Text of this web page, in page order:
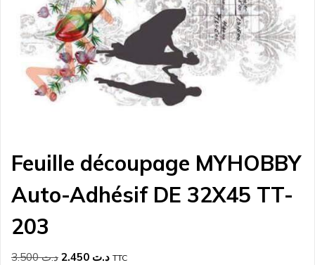
Feuille découpage MYHOBBY
Auto-Adhésif DE 32X45 TT-
203
د.ت3.500
Le
د.تLe
TTC